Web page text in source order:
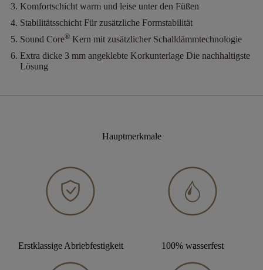
Komfortschicht warm und leise unter den Füßen
Stabilitätsschicht Für zusätzliche Formstabilität
Sound Core® Kern mit zusätzlicher Schalldämmtechnologie
Extra dicke 3 mm angeklebte Korkunterlage Die nachhaltigste
Lösung
Hauptmerkmale
Erstklassige Abriebfestigkeit 100% wasserfest